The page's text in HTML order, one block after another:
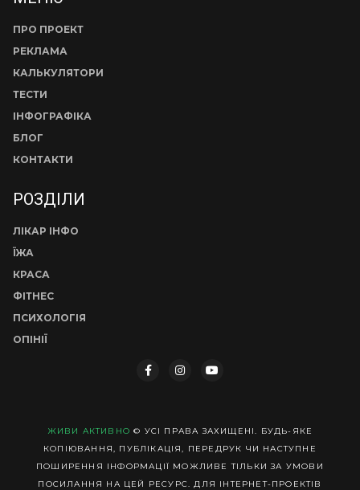
ПРО ПРОЕКТ
РЕКЛАМА
КАЛЬКУЛЯТОРИ
ТЕСТИ
ІНФОГРАФІКА
БЛОГ
КОНТАКТИ
РОЗДІЛИ
ЛІКАР ІНФО
ЇЖА
КРАСА
ФІТНЕС
ПСИХОЛОГІЯ
ОПІНІЇ
ЖИВИ АКТИВНО © УСІ ПРАВА ЗАХИЩЕНІ. БУДЬ-ЯКЕ
КОПІЮВАННЯ, ПУБЛІКАЦІЯ, ПЕРЕДРУК ЧИ НАСТУПНЕ
ПОШИРЕННЯ ІНФОРМАЦІЇ МОЖЛИВЕ ТІЛЬКИ ЗА УМОВИ
ПОСИЛАННЯ НА ЦЕЙ РЕСУРС. ДЛЯ ІНТЕРНЕТ-ПРОЕКТІВ